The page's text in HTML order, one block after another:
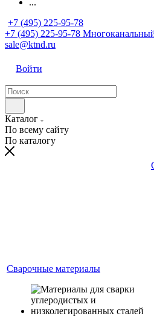
...
+7 (495) 225-95-78
+7 (495) 225-95-78
sale@ktnd.ru
Войти
Каталог
По всему сайту
По каталогу
Сварочные материалы